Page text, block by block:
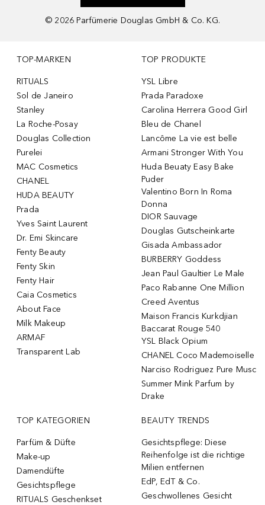
© 2026 Parfümerie Douglas GmbH & Co. KG.
TOP-MARKEN
RITUALS
Sol de Janeiro
Stanley
La Roche-Posay
Douglas Collection
Purelei
MAC Cosmetics
CHANEL
HUDA BEAUTY
Prada
Yves Saint Laurent
Dr. Emi Skincare
Fenty Beauty
Fenty Skin
Fenty Hair
Caia Cosmetics
About Face
Milk Makeup
ARMAF
Transparent Lab
TOP PRODUKTE
YSL Libre
Prada Paradoxe
Carolina Herrera Good Girl
Bleu de Chanel
Lancôme La vie est belle
Armani Stronger With You
Huda Beuaty Easy Bake
Puder
Valentino Born In Roma
Donna
DIOR Sauvage
Douglas Gutscheinkarte
Gisada Ambassador
BURBERRY Goddess
Jean Paul Gaultier Le Male
Paco Rabanne One Million
Creed Aventus
Maison Francis Kurkdjian
Baccarat Rouge 540
YSL Black Opium
CHANEL Coco Mademoiselle
Narciso Rodriguez Pure Musc
Summer Mink Parfum by
Drake
TOP KATEGORIEN
Parfüm & Düfte
Make-up
Damendüfte
Gesichtspflege
RITUALS Geschenkset
BEAUTY TRENDS
Gesichtspflege: Diese
Reihenfolge ist die richtige
Milien entfernen
EdP, EdT & Co.
Geschwollenes Gesicht